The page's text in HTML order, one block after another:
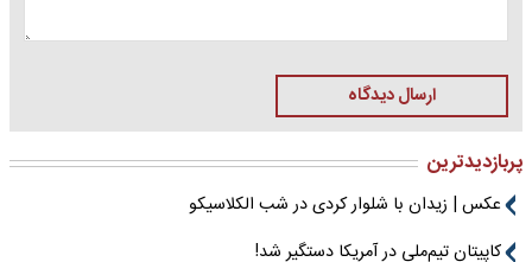
ارسال دیدگاه
پربازدیدترین
عکس | زیدان با شلوار کردی در شب الکلاسیکو
کاپیتان تیم‌ملی در آمریکا دستگیر شد!